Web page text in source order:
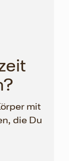
mit
die Du